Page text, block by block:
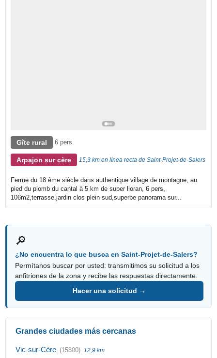
Gîte rural 6 pers.
Arpajon sur cère 15,3 km en línea recta de Saint-Projet-de-Salers
Ferme du 18 ème siècle dans authentique village de montagne, au
pied du plomb du cantal à 5 km de super lioran, 6 pers,
106m2,terrasse,jardin clos plein sud,superbe panorama sur...
🔎
¿No encuentra lo que busca en Saint-Projet-de-Salers?
Permítanos buscar por usted: transmitimos su solicitud a los
anfitriones de la zona y recibe las respuestas directamente.
Hacer una solicitud →
Grandes ciudades más cercanas
Vic-sur-Cère (15800) 12,9 km